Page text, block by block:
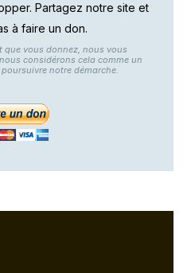
Partagez notre site et
à faire un don.
que vous donnez, nous vous
considérons cela comme un
notre démarche.